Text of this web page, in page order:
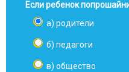
Если ребенок
а) родители
б) педагоги
в) общество